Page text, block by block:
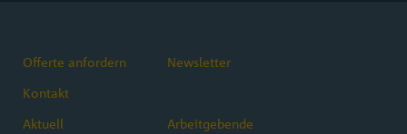
Offerte anfordern
Newsletter
Kontakt
Aktuell
Arbeitgebende